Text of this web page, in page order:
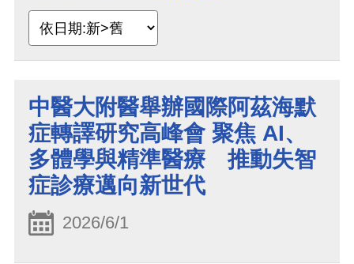
中醫大附醫舉辦國際阿茲海默
症轉譯研究高峰會 聚焦 AI、
多體學與精準醫療 推動失智
症診療邁向新世代
2026/6/1